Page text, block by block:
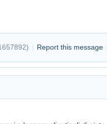
) Report this message